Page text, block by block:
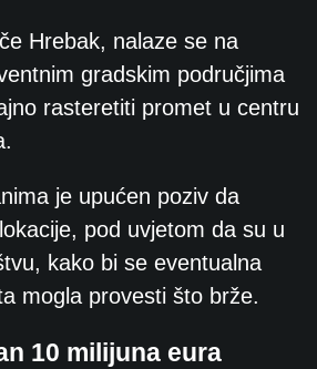
Hrebak, nalaze se na
gradskim područjima
rasteretiti promet u centru
je upućen poziv da
pod uvjetom da su u
kako bi se eventualna
mogla provesti što brže.
10 milijuna eura